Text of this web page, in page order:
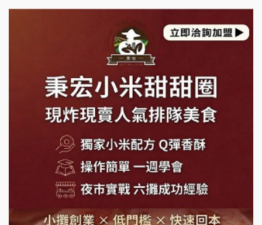
莫尼早餐Morni加盟說明會
手作功夫茶加盟說明會
SHARE TEA歇腳亭加盟說明會
潮味決-湯滷專門店加盟說明會
鬍子茶加盟說明會
鮮茶道加盟說明會